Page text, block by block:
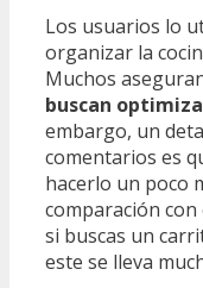
Los usuarios lo
organizar la
Muchos
buscan
embargo, un
comentarios es
hacerlo un poco
comparación
si buscas un
este se lleva